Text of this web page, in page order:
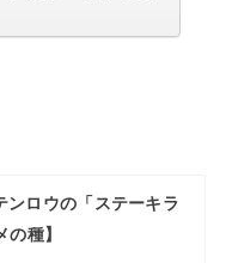
ンロウの「ステーキラ
種】